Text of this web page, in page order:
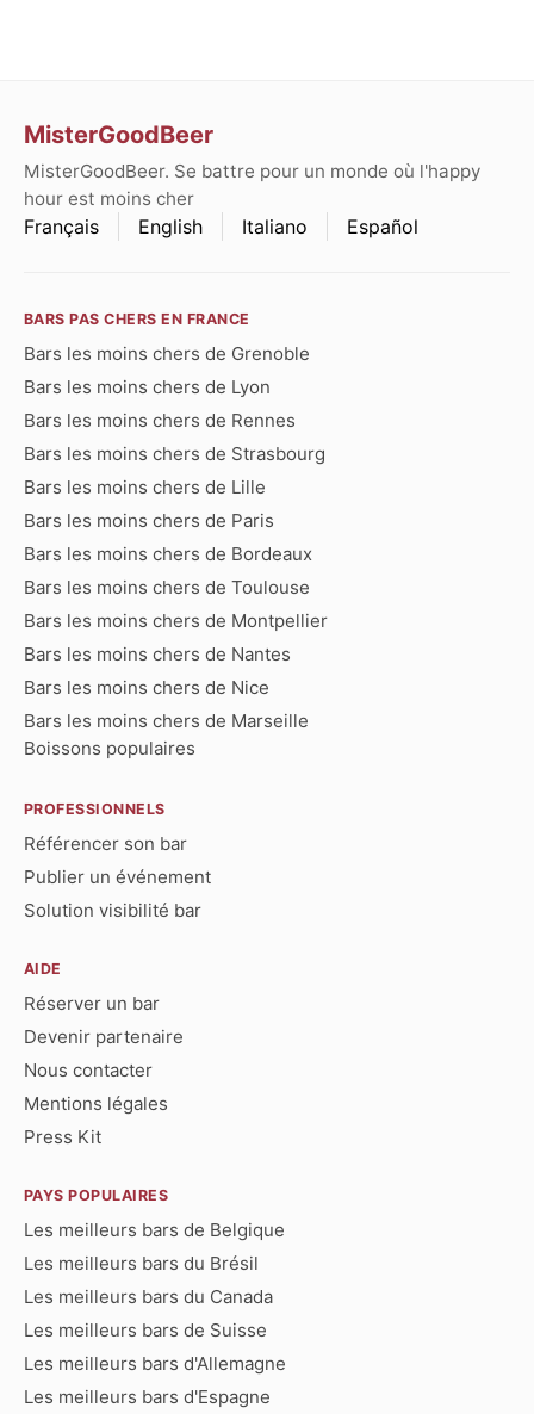
MisterGoodBeer
MisterGoodBeer. Se battre pour un monde où l'happy
hour est moins cher
Français English Italiano Español
BARS PAS CHERS EN FRANCE
Bars les moins chers de Grenoble
Bars les moins chers de Lyon
Bars les moins chers de Rennes
Bars les moins chers de Strasbourg
Bars les moins chers de Lille
Bars les moins chers de Paris
Bars les moins chers de Bordeaux
Bars les moins chers de Toulouse
Bars les moins chers de Montpellier
Bars les moins chers de Nantes
Bars les moins chers de Nice
Bars les moins chers de Marseille
Boissons populaires
PROFESSIONNELS
Référencer son bar
Publier un événement
Solution visibilité bar
AIDE
Réserver un bar
Devenir partenaire
Nous contacter
Mentions légales
Press Kit
PAYS POPULAIRES
Les meilleurs bars de Belgique
Les meilleurs bars du Brésil
Les meilleurs bars du Canada
Les meilleurs bars de Suisse
Les meilleurs bars d'Allemagne
Les meilleurs bars d'Espagne